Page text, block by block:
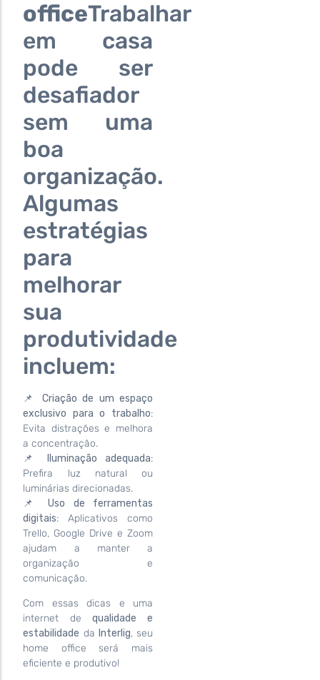
officeTrabalhar
em casa
pode ser
desafiador
sem uma
boa
organização.
Algumas
estratégias
para
melhorar
sua
produtividade
incluem:
📌Criação de um espaço
exclusivo para o trabalho:
Evita distrações e melhora
a concentração.
📌
Iluminação adequada:
Prefira luz natural ou
luminárias direcionadas.
📌Uso de ferramentas
digitais: Aplicativos como
Trello, Google Drive e Zoom
ajudam a manter a
organização e
comunicação.
Com essas dicas e uma
internet dequalidade e
estabilidade da Interlig, seu
home office será mais
eficiente e produtivo!